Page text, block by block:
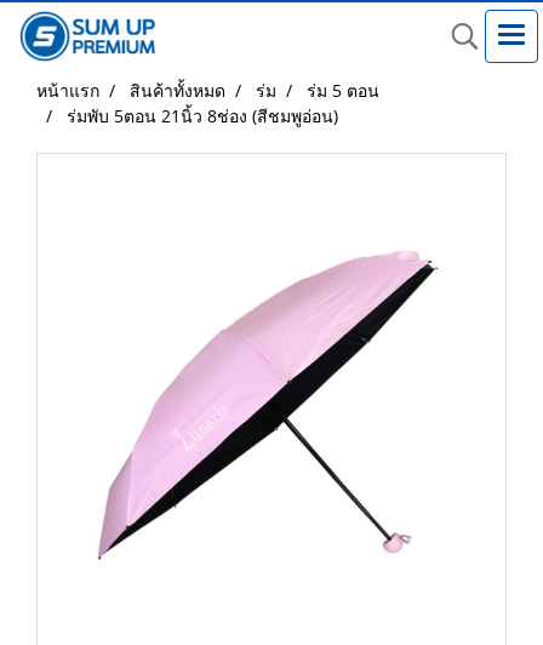
หน้าแรก สินค้าทั้งหมด ร่ม
ร่ม 5 ตอน
ร่มพับ 5ตอน 21นิ้ว 8ช่อง (สีชมพูอ่อน)